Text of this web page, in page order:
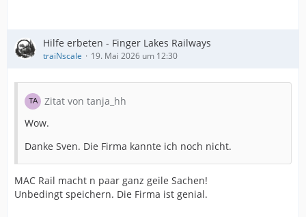
Hilfe erbeten - Finger Lakes Railways
traiNscale 19. Mai 2026 um 12:30
Zitat von tanja_hh
Wow.
Danke Sven. Die Firma kannte ich noch nicht.
MAC Rail macht n paar ganz geile Sachen!
Unbedingt speichern. Die Firma ist genial.